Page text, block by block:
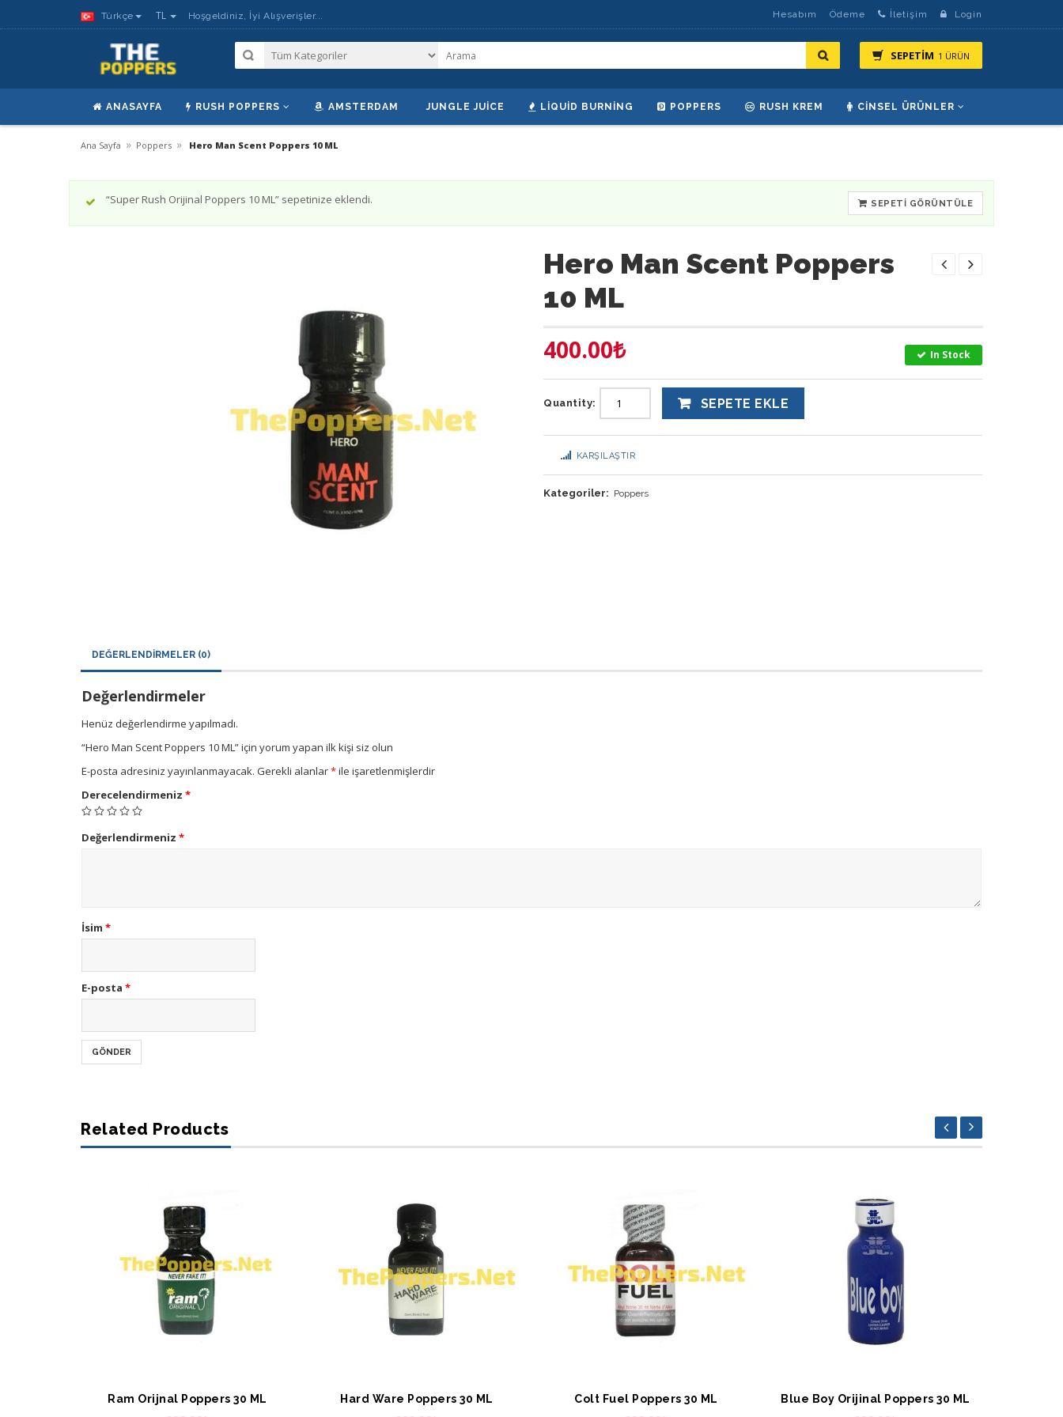
Türkçe TL Hoşgeldiniz, İyi Alışverişler... Hesabım Ödeme İletişim Login
SEPETİM 1 ÜRÜN
ANASAYFA RUSH POPPERS AMSTERDAM JUNGLE JUICE LIQUID BURNING POPPERS RUSH KREM CINSEL ÜRÜNLER
Ana Sayfa » Poppers » Hero Man Scent Poppers 10 ML
SEPETI GÖRÜNTÜLE
“Super Rush Orijinal Poppers 10 ML” sepetinize eklendi.
Hero Man Scent Poppers
10 ML
400.00₺ In Stock
Quantity: SEPETE EKLE
KARŞILAŞTIR
Kategoriler: Poppers
DEĞERLENDIRMELER (0)
Değerlendirmeler
Henüz değerlendirme yapılmadı.
“Hero Man Scent Poppers 10 ML” için yorum yapan ilk kişi siz olun
E-posta adresiniz yayınlanmayacak. Gerekli alanlar*ile işaretlenmişlerdir
Derecelendirmeniz *
Değerlendirmeniz *
İsim *
E-posta *
Related Products
SEPETE EKLE
Ram Orijnal Poppers 30 ML SEPETE EKLE
Hard Ware Poppers 30 ML SEPETE EKLE
Colt Fuel Poppers 30 ML SEPETE EKLE
Blue Boy Orijinal Poppers 30 ML